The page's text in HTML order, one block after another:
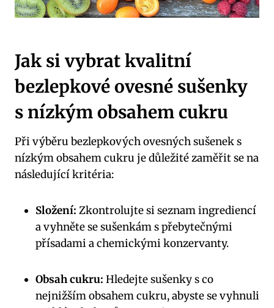
Jak si vybrat kvalitní
bezlepkové ovesné sušenky
s nízkým obsahem cukru
Při výběru bezlepkových ovesných sušenek s
nízkým obsahem cukru je důležité zaměřit se na
následující kritéria:
Složení: Zkontrolujte si seznam ingrediencí
a vyhněte se sušenkám s přebytečnými
přísadami a chemickými konzervanty.
Obsah cukru: Hledejte sušenky s co
nejnižším obsahem cukru, abyste se vyhnuli